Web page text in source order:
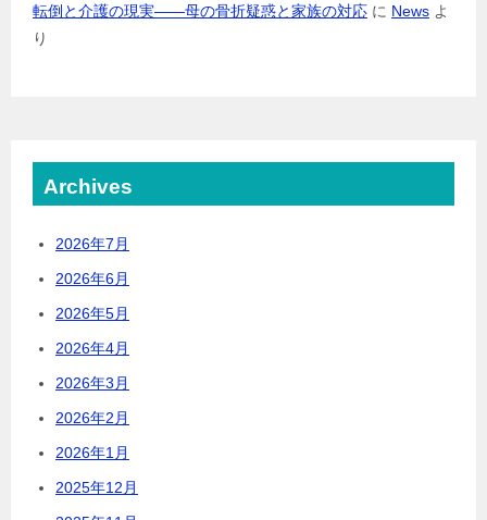
転倒と介護の現実――母の骨折疑惑と家族の対応 に News よ
り
Archives
2026年7月
2026年6月
2026年5月
2026年4月
2026年3月
2026年2月
2026年1月
2025年12月